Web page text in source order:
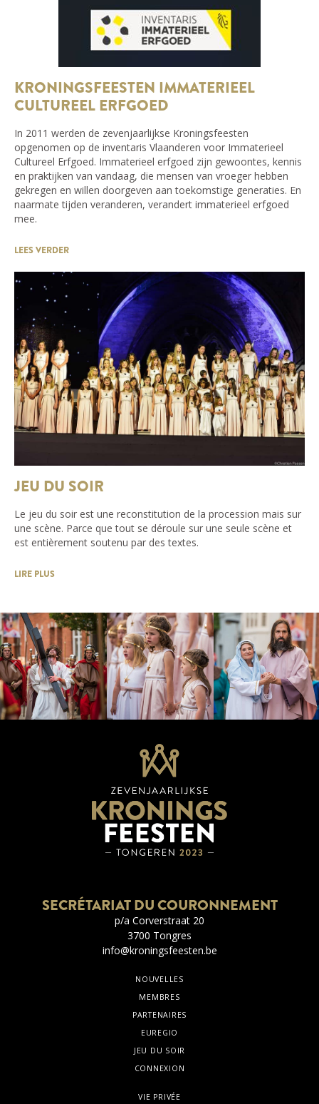
KRONINGSFEESTEN IMMATERIEEL
CULTUREEL ERFGOED
In 2011 werden de zevenjaarlijkse Kroningsfeesten
opgenomen op de inventaris Vlaanderen voor Immaterieel
Cultureel Erfgoed. Immaterieel erfgoed zijn gewoontes, kennis
en praktijken van vandaag, die mensen van vroeger hebben
gekregen en willen doorgeven aan toekomstige generaties. En
naarmate tijden veranderen, verandert immaterieel erfgoed
mee.
LEES VERDER
JEU DU SOIR
Le jeu du soir est une reconstitution de la procession mais sur
une scène. Parce que tout se déroule sur une seule scène et
est entièrement soutenu par des textes.
LIRE PLUS
SECRÉTARIAT DU COURONNEMENT
p/a Corverstraat 20
3700 Tongres
info@kroningsfeesten.be
NOUVELLES
MEMBRES
PARTENAIRES
EUREGIO
JEU DU SOIR
CONNEXION
VIE PRIVÉE